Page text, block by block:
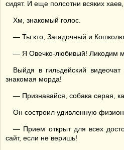
сидят. И еще полсотни всяких
Хм, знакомый голос.
— Ты кто, Загадочный и
— Я Овечко-любивый! Ликодим
Выйдя в гильдейский
знакомая морда!
— Признавайся, собака серая,
Он состроил удивленную
— Прием открыт для всех
сайт, если не веришь!